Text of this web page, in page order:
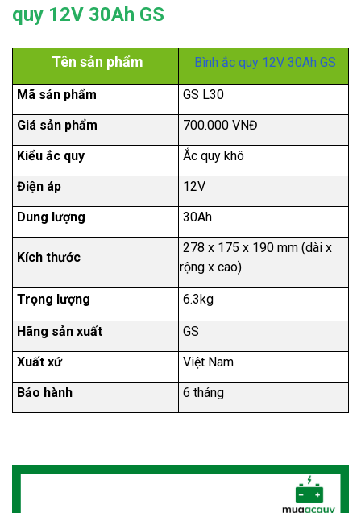
quy 12V 30Ah GS
Tên sản phẩm Bình ắc quy 12V 30Ah GS
Mã sản phẩm
GS L30
Giá sản phẩm
700.000 VNĐ
Kiểu ắc quy
Ắc quy khô
Điện áp
12V
Dung lượng
30Ah
Kích thước
278 x 175 x 190 mm (dài x
rộng x cao)
Trọng lượng 6.3kg
Hãng sản xuất
GS
Xuất xứ
Việt Nam
Bảo hành
6 tháng